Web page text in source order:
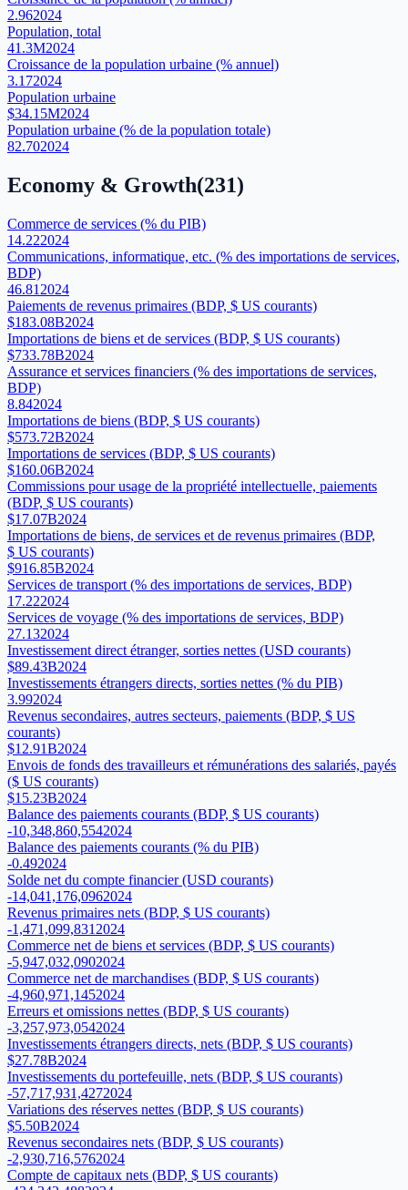
2.962024
Population, total
41.3M2024
Croissance de la population urbaine (% annuel)
3.172024
Population urbaine
$34.15M2024
Population urbaine (% de la population totale)
82.702024
Economy & Growth(231)
Commerce de services (% du PIB)
14.222024
Communications, informatique, etc. (% des importations de services,
BDP)
46.81 2024
Paiements de revenus primaires (BDP, $ US courants)
$183.08B2024
Importations de biens et de services (BDP, $ US courants)
$733.78B2024
Assurance et services financiers (% des importations de services,
BDP)
8.842024
Importations de biens (BDP, $ US courants)
$573.72B2024
Importations de services (BDP, $ US courants)
$160.06B2024
Commissions pour usage de la propriété intellectuelle, paiements
(BDP, $ US courants)
$17.07B2024
Importations de biens, de services et de revenus primaires (BDP,
$ US courants)
$916.85B2024
Services de transport (% des importations de services, BDP)
17.222024
Services de voyage (% des importations de services, BDP)
27.132024
Investissement direct étranger, sorties nettes (USD courants)
$89.43B2024
Investissements étrangers directs, sorties nettes (% du PIB)
3.992024
Revenus secondaires, autres secteurs, paiements (BDP, $ US
courants)
$12.91B2024
Envois de fonds des travailleurs et rémunérations des salariés, payés
($ US courants)
$15.23B2024
Balance des paiements courants (BDP, $ US courants)
-10,348,860,5542024
Balance des paiements courants (% du PIB)
-0.492024
Solde net du compte financier (USD courants)
-14,041,176,0962024
Revenus primaires nets (BDP, $ US courants)
-1,471,099,831 2024
Commerce net de biens et services (BDP, $ US courants)
-5,947,032,0902024
Commerce net de marchandises (BDP, $ US courants)
-4,960,971,1452024
Erreurs et omissions nettes (BDP, $ US courants)
-3,257,973,0542024
Investissements étrangers directs, nets (BDP, $ US courants)
$27.78B2024
Investissements du portefeuille, nets (BDP, $ US courants)
-57,717,931,4272024
Variations des réserves nettes (BDP, $ US courants)
$5.50B2024
Revenus secondaires nets (BDP, $ US courants)
-2,930,716,5762024
Compte de capitaux nets (BDP, $ US courants)